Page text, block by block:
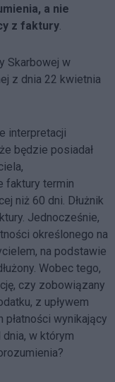
a nie
z faktury.
Skarbowej w
z dnia 22 kwietnia
interpretacji
będzie posiadał
faktury termin
niż 60 dni. Dłużnik
Jednocześnie,
określonego na
na podstawie
Wobec tego,
czy zobowiązany
z upływem
płatności wynikający
w którym